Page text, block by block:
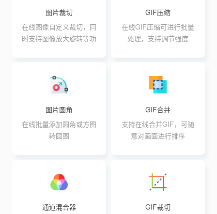
图片裁切
在线图像自定义裁切，同
时支持图像放大旋转等功
GIF压缩
在线GIF压缩可进行批量
处理，支持调节强度
图片圆角
在线批量添加圆角或方图
转圆图
GIF合并
支持在线合并GIF，可随
意对画面进行排序
通道混合器
GIF裁切